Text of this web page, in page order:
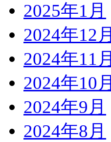
2025年1月
2024年12月
2024年11月
2024年10月
2024年9月
2024年8月